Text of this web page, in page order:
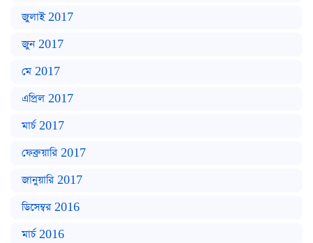
জুলাই 2017
জুন 2017
মে 2017
এপ্রিল 2017
মার্চ 2017
ফেব্রুয়ারি 2017
জানুয়ারি 2017
ডিসেম্বর 2016
মার্চ 2016